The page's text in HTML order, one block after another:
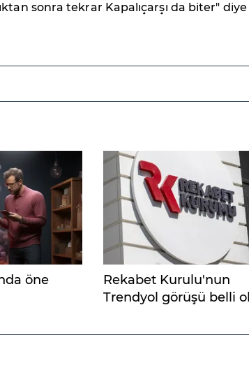
sonra tekrar Kapalıçarşı da biter" diye
öne
Rekabet Kurulu'nun
Trendyol görüşü belli